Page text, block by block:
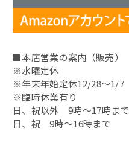
昆布〆
昆布〆（別誂）
鯖缶
その他の缶詰
■本店営業の案内（販売）
※水曜定休
※年末年始定休12/28～1/7
※臨時休業有り
日、祝以外 9時～17時まで
日、祝 9時～16時まで